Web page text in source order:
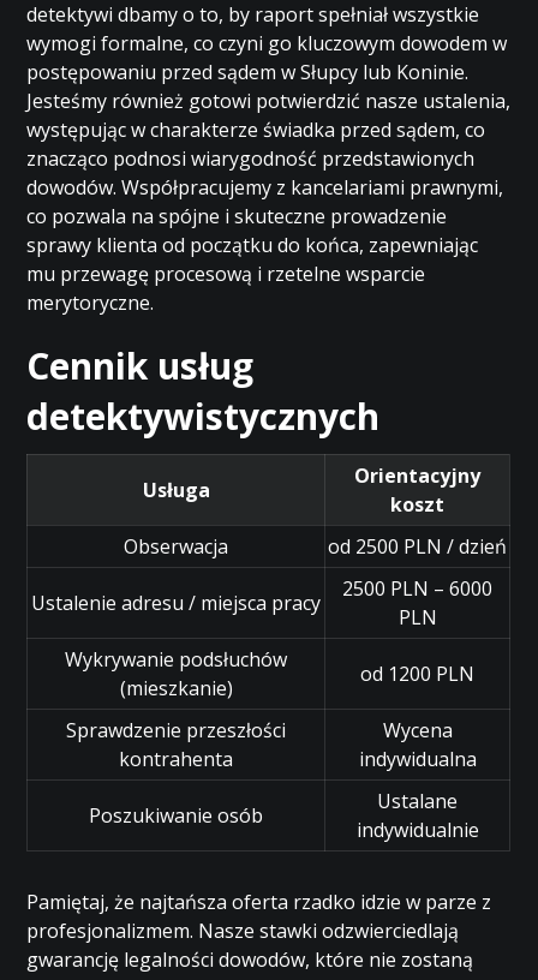
detektywi dbamy o to, by raport spełniał wszystkie
wymogi formalne, co czyni go kluczowym dowodem w
postępowaniu przed sądem w Słupcy lub Koninie.
Jesteśmy również gotowi potwierdzić nasze ustalenia,
występując w charakterze świadka przed sądem, co
znacząco podnosi wiarygodność przedstawionych
dowodów. Współpracujemy z kancelariami prawnymi,
co pozwala na spójne i skuteczne prowadzenie
sprawy klienta od początku do końca, zapewniając
mu przewagę procesową i rzetelne wsparcie
merytoryczne.
Cennik usług
detektywistycznych
Usługa
Orientacyjny
koszt
Obserwacja
od 2500 PLN / dzień
Ustalenie adresu / miejsca pracy
2500 PLN – 6000
PLN
Wykrywanie podsłuchów
(mieszkanie)
od 1200 PLN
Sprawdzenie przeszłości
kontrahenta
Wycena
indywidualna
Poszukiwanie osób
Ustalane
indywidualnie
Pamiętaj, że najtańsza oferta rzadko idzie w parze z
profesjonalizmem. Nasze stawki odzwierciedlają
gwarancję legalności dowodów, które nie zostaną